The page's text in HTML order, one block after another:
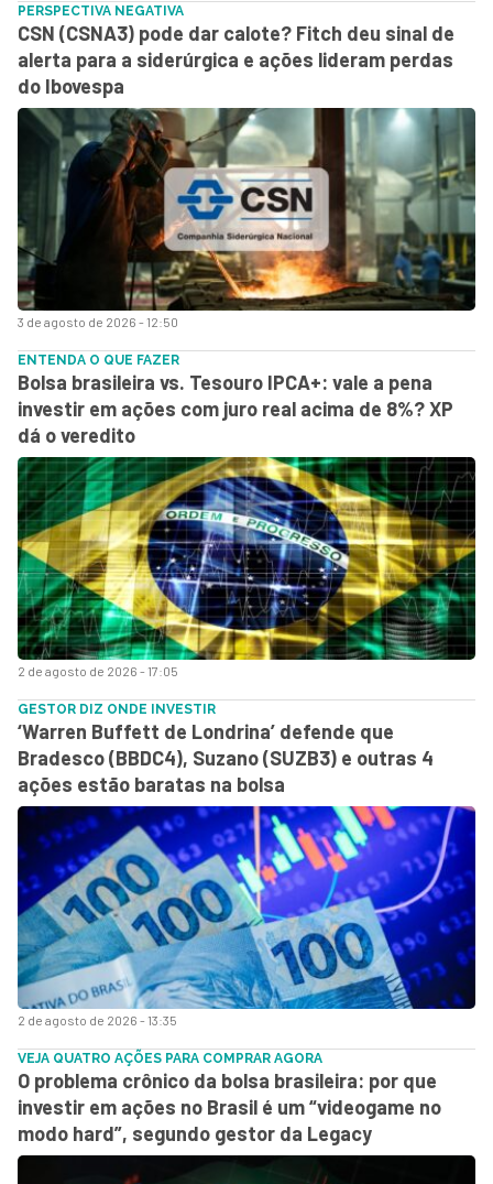
3 de agosto de 2026 - 12:50
PERSPECTIVA NEGATIVA
CSN (CSNA3) pode dar calote? Fitch deu sinal de
alerta para a siderúrgica e ações lideram perdas
do Ibovespa
2 de agosto de 2026 - 17:05
ENTENDA O QUE FAZER
Bolsa brasileira vs. Tesouro IPCA+: vale a pena
investir em ações com juro real acima de 8%? XP
dá o veredito
2 de agosto de 2026 - 13:35
GESTOR DIZ ONDE INVESTIR
‘Warren Buffett de Londrina’ defende que
Bradesco (BBDC4), Suzano (SUZB3) e outras 4
ações estão baratas na bolsa
VEJA QUATRO AÇÕES PARA COMPRAR AGORA
O problema crônico da bolsa brasileira: por que
investir em ações no Brasil é um “videogame no
modo hard”, segundo gestor da Legacy